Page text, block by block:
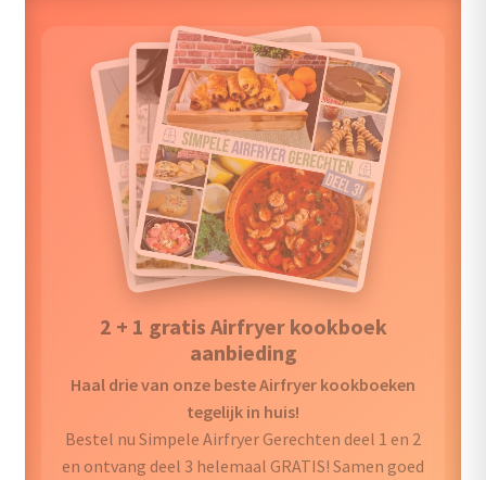
Nieuw: Simpele Airfryer Gerechten
deel 4
Ontdek Simpele Airfryer Gerechten deel 4 – Ons
Beste Kookboek Tot Nu Toe!
50 gloednieuwe recepten die zorgvuldig zijn
samengesteld om eenvoudig, gezond en vooral
lekker te zijn. Van heerlijke ontbijtgerechten en